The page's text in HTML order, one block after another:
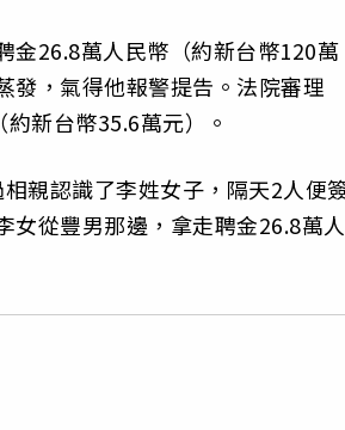
金26.8萬人民幣（約新台幣120萬
發，氣得他報警提告。法院審理
新台幣35.6萬元）。
親認識了李姓女子，隔天2人便
女從豐男那邊，拿走聘金26.8萬人